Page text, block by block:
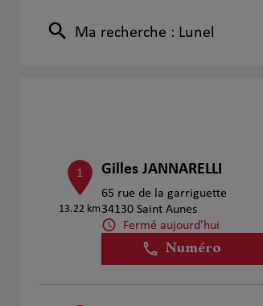
Ma recherche : Lunel
1
13.22 km
Gilles JANNARELLI
65 rue de la garriguette
34130 Saint Aunes
Fermé aujourd'hui
Numéro